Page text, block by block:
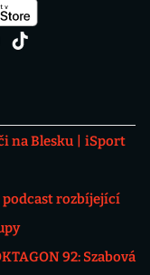
na Blesku
iSport
podcast rozbíjející
92: Szabová